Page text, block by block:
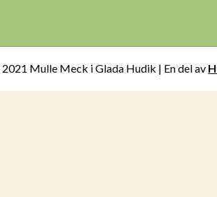
Mulle Meck i Glada Hudik | En del av